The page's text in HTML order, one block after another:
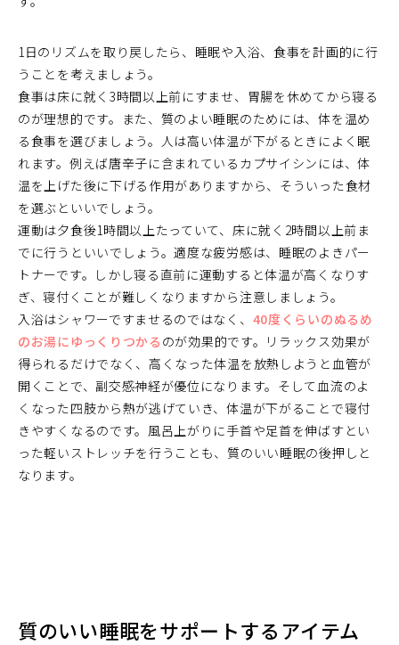
1日のリズムを取り戻したら、睡眠や入浴、食事を計画的に行
うことを考えましょう。
食事は床に就く3時間以上前にすませ、胃腸を休めてから寝る
のが理想的です。また、質のよい睡眠のためには、体を温め
る食事を選びましょう。人は高い体温が下がるときによく眠
れます。例えば唐辛子に含まれているカプサイシンには、体
温を上げた後に下げる作用がありますから、そういった食材
を選ぶといいでしょう。
運動は夕食後1時間以上たっていて、床に就く2時間以上前ま
でに行うといいでしょう。適度な疲労感は、睡眠のよきパー
トナーです。しかし寝る直前に運動すると体温が高くなりす
ぎ、寝付くことが難しくなりますから注意しましょう。
入浴はシャワーですませるのではなく、 40度くらいのぬるめ
のお湯にゆっくりつかる のが効果的です。リラックス効果が
得られるだけでなく、高くなった体温を放熱しようと血管が
開くことで、副交感神経が優位になります。そして血流のよ
くなった四肢から熱が逃げていき、体温が下がることで寝付
きやすくなるのです。風呂上がりに手首や足首を伸ばすとい
った軽いストレッチを行うことも、質のいい睡眠の後押しと
なります。
質のいい睡眠をサポートするアイテム